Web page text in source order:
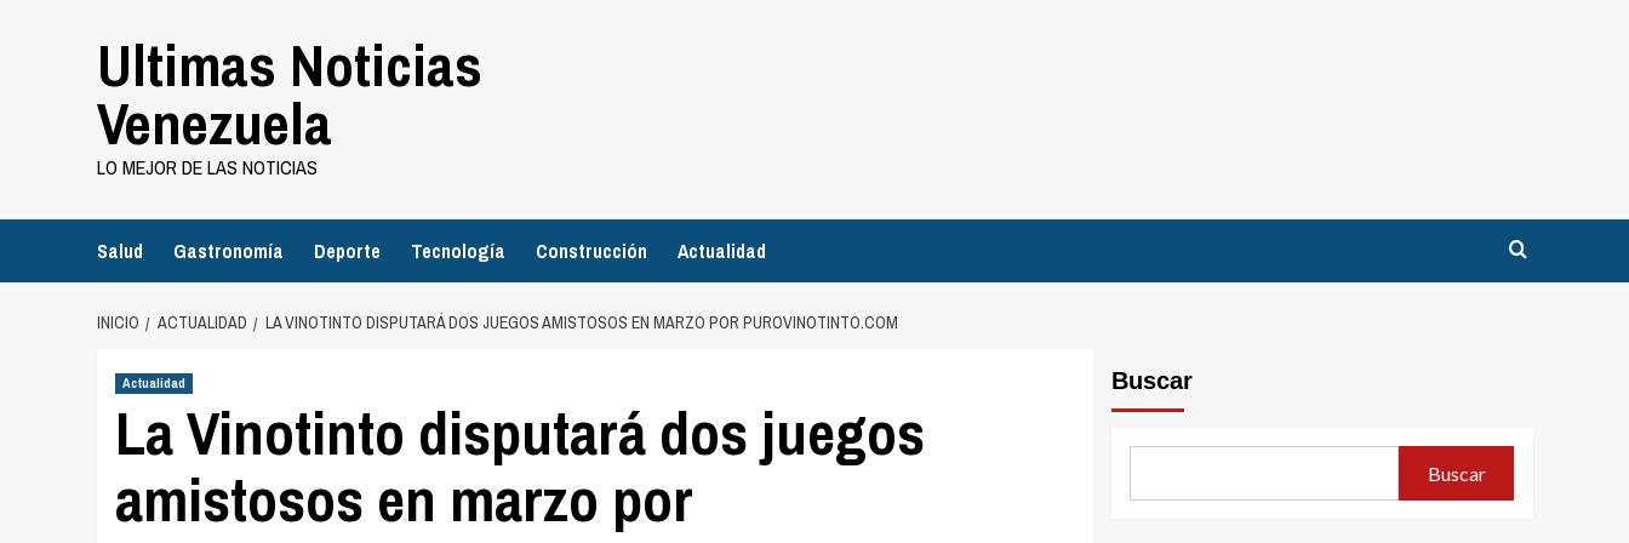
Ultimas Noticias
Venezuela
LO MEJOR DE LAS NOTICIAS
Salud Gastronomía Deporte Tecnología Construcción Actualidad
INICIO ACTUALIDAD LA VINOTINTO DISPUTARÁ DOS JUEGOS AMISTOSOS EN MARZO POR PUROVINOTINTO.COM
Actualidad
La Vinotinto disputará dos juegos
amistosos en marzo por
Buscar
Buscar